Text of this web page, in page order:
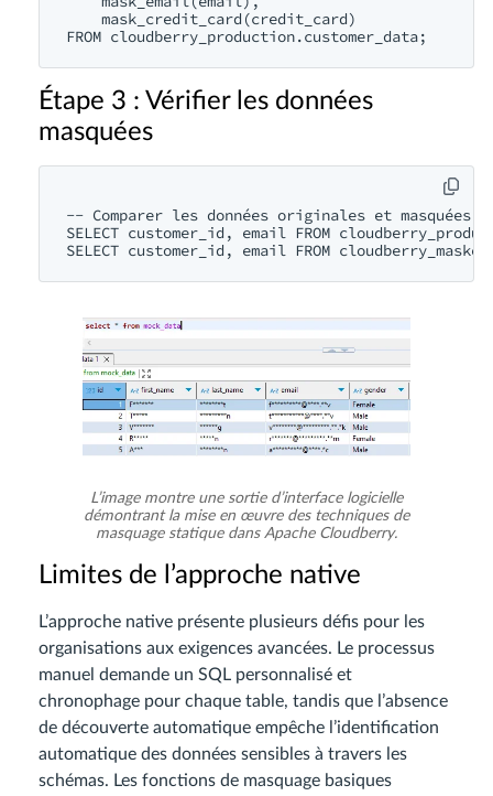
    mask_credit_card(credit_card)
Étape 3 : Vérifier les données
masquées
-- Comparer les données originales et masquées
SELECT customer_id, email FROM
L’image montre une sortie d’interface logicielle
démontrant la mise en œuvre des techniques de
masquage statique dans Apache Cloudberry.
Limites de l’approche native
L’approche native présente plusieurs défis pour les
organisations aux exigences avancées. Le processus
manuel demande un SQL personnalisé et
chronophage pour chaque table, tandis que l’absence
de découverte automatique empêche l’identification
automatique des données sensibles à travers les
schémas. Les fonctions de masquage basiques